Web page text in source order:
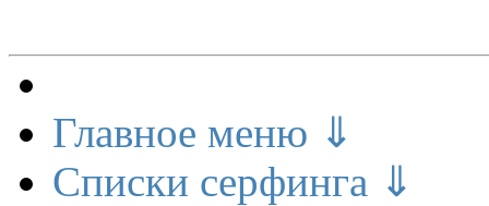
Главное меню ⇓
Списки серфинга ⇓